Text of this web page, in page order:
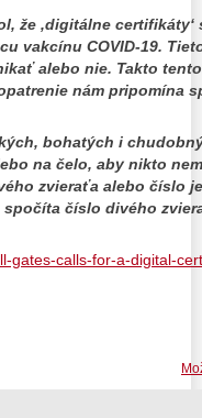
že ‚digitálne
vakcínu COVID-19.
alebo nie. Takto
nám pripomína
bohatých i
na čelo, aby nikto
zvieraťa alebo číslo
číslo divého
gates-calls-for-a-digital-